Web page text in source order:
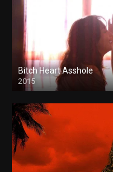
Bitch Heart Asshole
2015